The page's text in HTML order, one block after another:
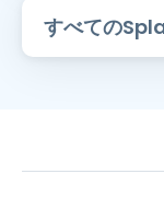
すべての